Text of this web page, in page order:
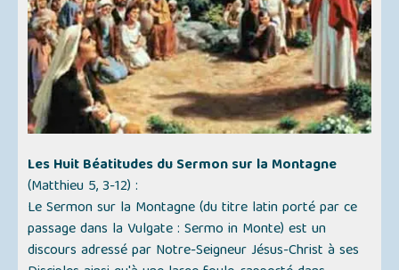
Les Huit Béatitudes du Sermon sur la Montagne
(Matthieu 5, 3-12) :
Le Sermon sur la Montagne (du titre latin porté par ce
passage dans la Vulgate :Sermo in Monte) est un
discours adressé par Notre-Seigneur Jésus-Christ à ses